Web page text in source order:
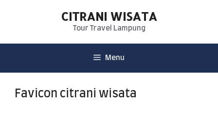
CITRANI WISATA
Tour Travel Lampung
Menu
Favicon citrani wisata